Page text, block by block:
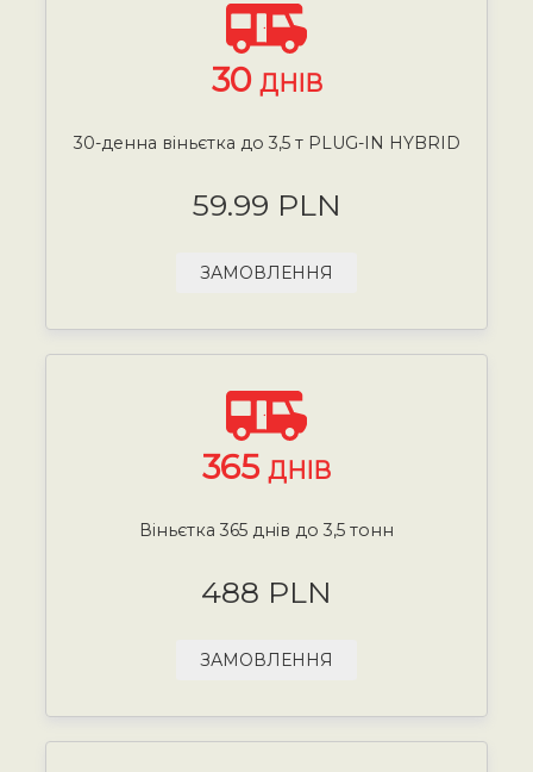
30 ДНІВ
30-денна віньєтка до 3,5 т PLUG-IN HYBRID
59.99 PLN
ЗАМОВЛЕННЯ
365 ДНІВ
Віньєтка 365 днів до 3,5 тонн
488 PLN
ЗАМОВЛЕННЯ